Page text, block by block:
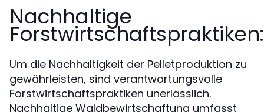
Nachhaltige
Forstwirtschaftspraktiken:
Um die Nachhaltigkeit der Pelletproduktion zu
gewährleisten, sind verantwortungsvolle
Forstwirtschaftspraktiken unerlässlich.
Nachhaltige Waldbewirtschaftung umfasst